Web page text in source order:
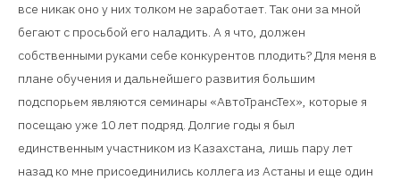
все никак оно у них толком не заработает. Так они за мной
бегают с просьбой его наладить. А я что, должен
собственными руками себе конкурентов плодить? Для меня в
плане обучения и дальнейшего развития большим
подспорьем являются семинары «АвтоТрансТех», которые я
посещаю уже 10 лет подряд. Долгие годы я был
единственным участником из Казахстана, лишь пару лет
назад ко мне присоединились коллега из Астаны и еще один